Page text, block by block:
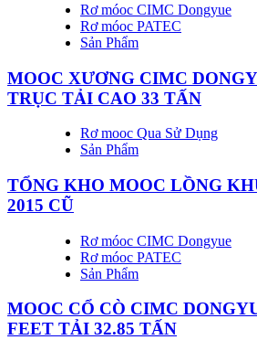
Rơ móoc CIMC Dongyue
Rơ móoc PATEC
Sản Phẩm
MOOC XƯƠNG CIMC
TRỤC TẢI CAO 33 TẤN
Rơ mooc Qua Sử Dụng
Sản Phẩm
TỔNG KHO MOOC LỒNG
2015 CŨ
Rơ móoc CIMC Dongyue
Rơ móoc PATEC
Sản Phẩm
MOOC CỔ CÒ CIMC
FEET TẢI 32.85 TẤN